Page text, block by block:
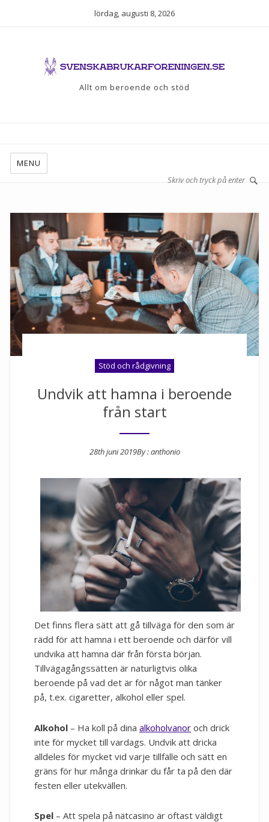
lördag, augusti 8, 2026
Allt om beroende och stöd
MENU
Stöd och rådgivning
Undvik att hamna i beroende
från start
28th juni 2019By :anthonio
Det finns flera sätt att gå tillväga för den som är
rädd för att hamna i ett beroende och därför vill
undvika att hamna där från första början.
Tillvägagångssätten är naturligtvis olika
beroende på vad det är för något man tänker
på, t.ex. cigaretter, alkohol eller spel.
Alkohol – Ha koll på dina alkoholvanor och drick
inte för mycket till vardags. Undvik att dricka
alldeles för mycket vid varje tillfälle och sätt en
gräns för hur många drinkar du får ta på den där
festen eller utekvällen.
Spel – Att spela på nätcasino är oftast väldigt